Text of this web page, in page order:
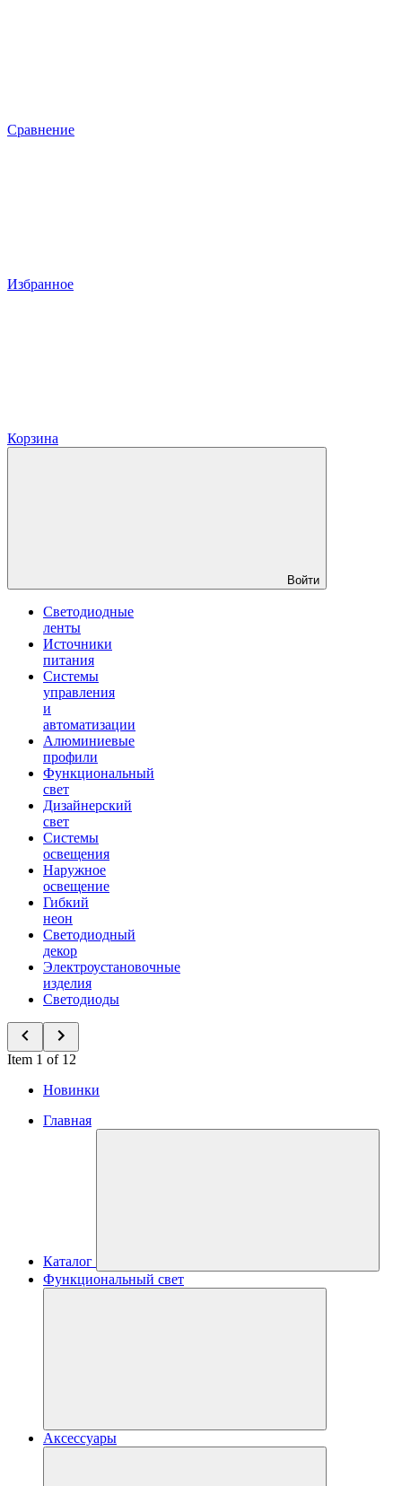
Сравнение
Избранное
Корзина
Войти
Светодиодные
ленты
Источники
питания
Системы
управления
и
автоматизации
Алюминиевые
профили
Функциональный
свет
Дизайнерский
свет
Системы
освещения
Наружное
освещение
Гибкий
неон
Светодиодный
декор
Электроустановочные
изделия
Светодиоды
Item 1 of 12
Новинки
Главная
Каталог
Функциональный свет
Аксессуары